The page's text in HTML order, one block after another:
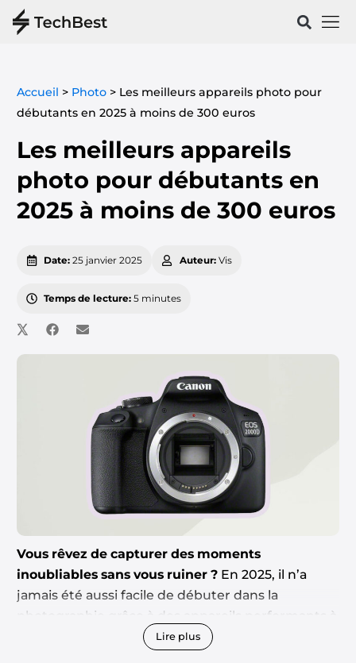
Accueil > Photo> Les meilleurs appareils photo pour
débutants en 2025 à moins de 300 euros
Les meilleurs appareils
photo pour débutants en
2025 à moins de 300 euros
Date:25 janvier 2025 Auteur: Vis
Temps de lecture:5 minutes
Vous rêvez de capturer des moments
inoubliables sans vous ruiner ?En 2025, il n’a
jamais été aussi facile de débuter dans la
photographie grâce à des appareils performants à
Avec un budget de moins de 300
Lire plus